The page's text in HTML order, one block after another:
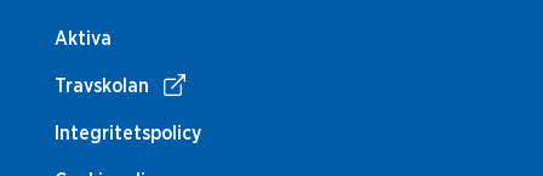
Aktiva
Travskolan
Integritetspolicy